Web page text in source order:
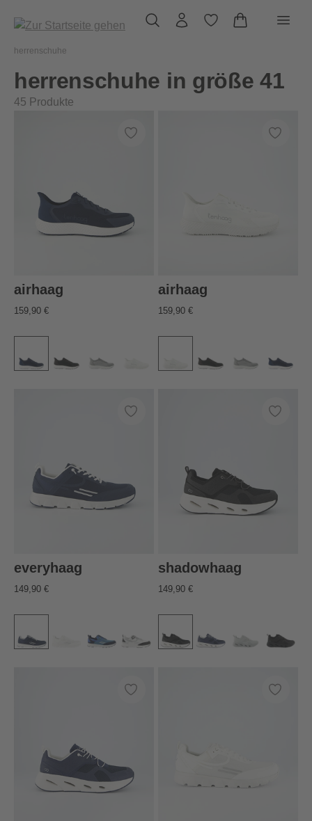
springen
herrenschuhe
herrenschuhe in größe 41
45 Produkte
airhaag
159,90 €
airhaag
159,90 €
everyhaag
149,90 €
shadowhaag
149,90 €